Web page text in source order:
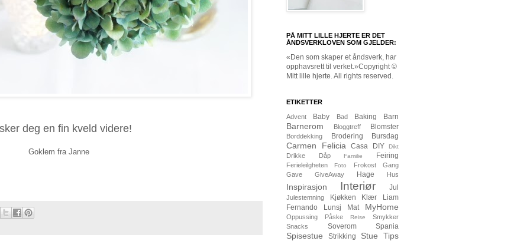
deg en fin kveld videre!
Goklem fra Janne
PÅ MITT LILLE HJERTE ER DET
ÅNDSVERKLOVEN SOM GJELDER:
«Den som skaper et åndsverk, har
opphavsrett til verket.»Copyright ©
Mitt lille hjerte. All rights reserved.
ETIKETTER
Advent Baby Bad Baking Barn
Barnerom Bloggtreff Blomster
Borddekking Brodering Bursdag
Carmen Felicia Casa DIY Dikt
Drikke Dåp Familie Feiring
Ferieleilgheten Foto Frokost
Gang
Gave
GiveAway Hage Hus
Inspirasjon Interiør Jul
Julestemning Kjøkken Klær
Liam
Fernando
Lunsj Mat MyHome
Oppussing Påske Reise
Smykker
Snacks
Soverom Spania
Spisestue Strikking Stue Tips